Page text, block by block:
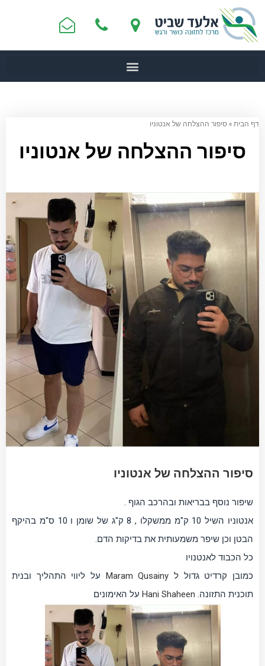
דף הבית»סיפור ההצלחה של אנטוניו
סיפור ההצלחה של אנטוניו
סיפור ההצלחה של אנטוניו
שיפור נוסף בבריאות ובהרכב הגוף .
אנטוניו השיל 10 ק"מ ממשקלו , 8 ק"ג של שומן ו 10 ס"מ בהיקף
הבטן וכן שיפר משמעותית את בדיקות הדם.
כל הכבוד לאנטנויו
כמובן קרדיט גדול ל Maram Qusainy על ליווי התהליך ובנית
תוכנית התזונה. Hani Shaheen על האימונים